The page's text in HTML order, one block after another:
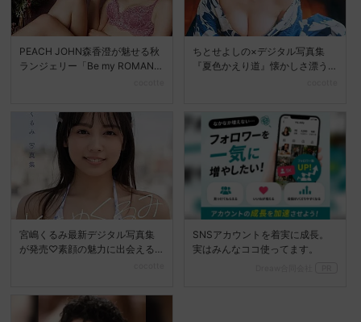
PEACH JOHN森香澄が魅せる秋
ランジェリー「Be my ROMANC
ちとせよしの×デジタル写真集
『夏色かえり道』懐かしさ漂う
宮嶋くるみ最新デジタル写真集
が発売♡素顔の魅力に出会える
SNSアカウントを着実に成長。
実はみんなココ使ってます。